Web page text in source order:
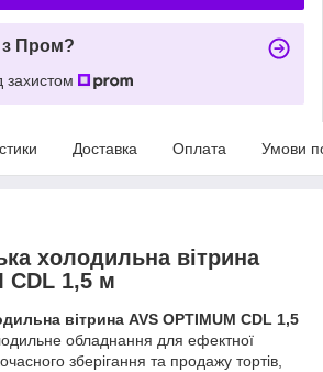
з Пром?
захистом
Доставка Оплата Умови
холодильна вітрина
CDL 1,5 м
вітрина AVS OPTIMUM CDL 1,5
обладнання для ефектної
зберігання та продажу тортів,